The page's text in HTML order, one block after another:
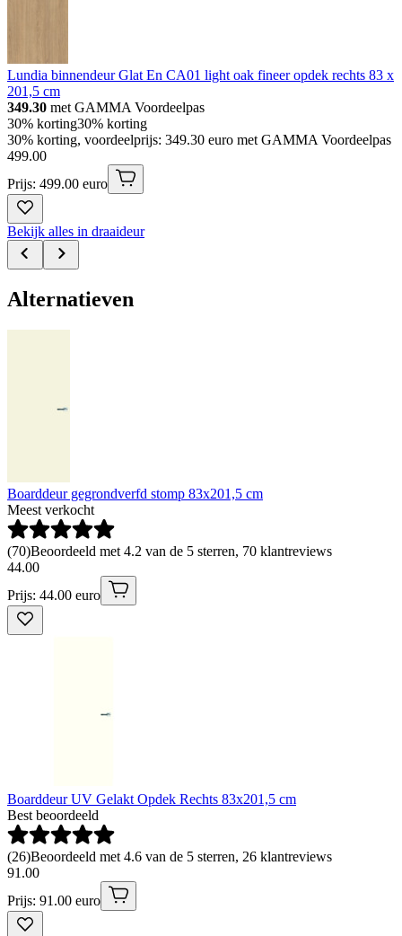
Lundia binnendeur Glat En CA01 light oak fineer opdek rechts 83 x
201,5 cm
349.30 met GAMMA Voordeelpas
30% korting30% korting
30% korting, voordeelprijs: 349.30 euro met GAMMA Voordeelpas
499.00
Prijs: 499.00 euro
Bekijk alles in draaideur
Alternatieven
Boarddeur gegrondverfd stomp 83x201,5 cm
Meest verkocht
(70)Beoordeeld met 4.2 van de 5 sterren, 70 klantreviews
44.00
Prijs: 44.00 euro
Boarddeur UV Gelakt Opdek Rechts 83x201,5 cm
Best beoordeeld
(26)Beoordeeld met 4.6 van de 5 sterren, 26 klantreviews
91 .00
Prijs: 91.00 euro